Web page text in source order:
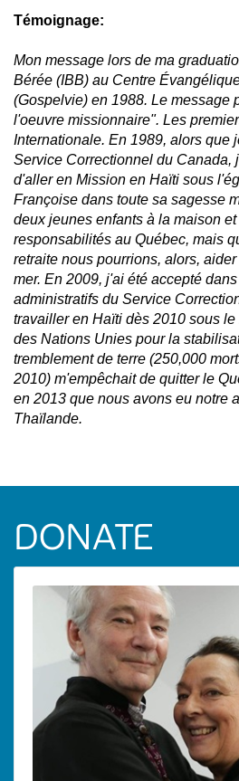
Témoignage:
Mon message lors de ma
Bérée (IBB) au Centre
(Gospelvie) en 1988. Le message
l'oeuvre missionnaire". Les
Internationale. En 1989, alors que
Service Correctionnel du Canada,
d'aller en Mission en Haïti sous
Françoise dans toute sa sagesse
deux jeunes enfants à la maison
responsabilités au Québec, mais
retraite nous pourrions, alors,
mer. En 2009, j'ai été accepté
administratifs du Service
travailler en Haïti dès 2010 sous
des Nations Unies pour la
tremblement de terre (250,000
2010) m'empêchait de quitter le
en 2013 que nous avons eu notre
Thaïlande.
DONATE